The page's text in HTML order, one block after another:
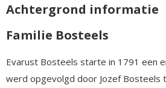
Achtergrond informatie
Familie Bosteels
Evarust Bosteels starte in 1791 een
werd opgevolgd door Jozef